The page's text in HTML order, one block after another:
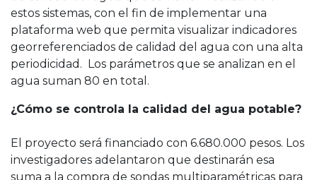
estos sistemas, con el fin de implementar una
plataforma web que permita visualizar indicadores
georreferenciados de calidad del agua con una alta
periodicidad. Los parámetros que se analizan en el
agua suman 80 en total.
¿Cómo se controla la calidad del agua potable?
El proyecto será financiado con 6.680.000 pesos. Los
investigadores adelantaron que destinarán esa
suma a la compra de sondas multiparamétricas para